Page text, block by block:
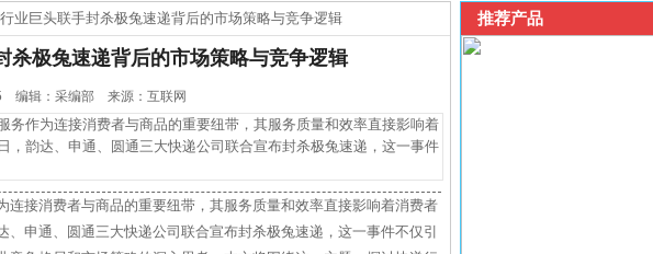
业巨头联手封杀极兔速递背后的市场策略与竞争逻辑
杀极兔速递背后的市场策略与竞争逻辑
编辑：采编部 来源：互联网
作为连接消费者与商品的重要纽带，其服务质量和效率直接影响着
，韵达、申通、圆通三大快递公司联合宣布封杀极兔速递，这一事件
连接消费者与商品的重要纽带，其服务质量和效率直接影响着消费者
申通、圆通三大快递公司联合宣布封杀极兔速递，这一事件不仅引
推荐产品